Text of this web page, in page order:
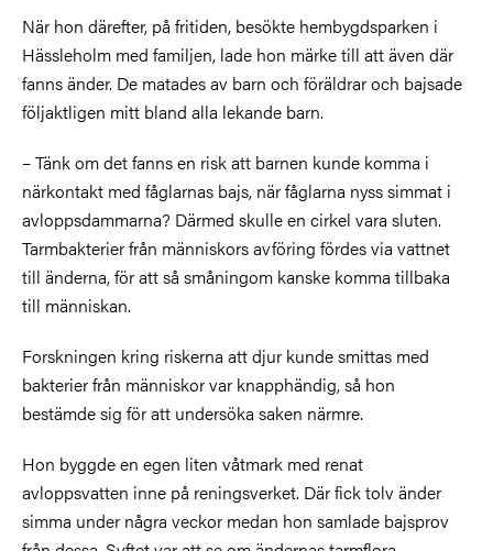
När hon därefter, på fritiden, besökte hembygdsparken i
Hässleholm med familjen, lade hon märke till att även där
fanns änder. De matades av barn och föräldrar och bajsade
följaktligen mitt bland alla lekande barn.
– Tänk om det fanns en risk att barnen kunde komma i
närkontakt med fåglarnas bajs, när fåglarna nyss simmat i
avloppsdammarna? Därmed skulle en cirkel vara sluten.
Tarmbakterier från människors avföring fördes via vattnet
till änderna, för att så småningom kanske komma tillbaka
till människan.
Forskningen kring riskerna att djur kunde smittas med
bakterier från människor var knapphändig, så hon
bestämde sig för att undersöka saken närmre.
Hon byggde en egen liten våtmark med renat
avloppsvatten inne på reningsverket. Där fick tolv änder
simma under några veckor medan hon samlade bajsprov